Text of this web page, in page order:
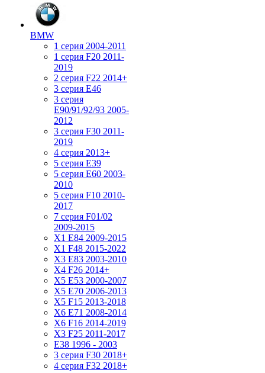
BMW
1 серия 2004-2011
1 серия F20 2011-
2019
2 серия F22 2014+
3 серия Е46
3 серия
E90/91/92/93 2005-
2012
3 серия F30 2011-
2019
4 серия 2013+
5 серия E39
5 серия E60 2003-
2010
5 серия F10 2010-
2017
7 серия F01/02
2009-2015
X1 E84 2009-2015
X1 F48 2015-2022
X3 E83 2003-2010
X4 F26 2014+
X5 E53 2000-2007
X5 E70 2006-2013
X5 F15 2013-2018
X6 E71 2008-2014
X6 F16 2014-2019
X3 F25 2011-2017
E38 1996 - 2003
3 серия F30 2018+
4 серия F32 2018+